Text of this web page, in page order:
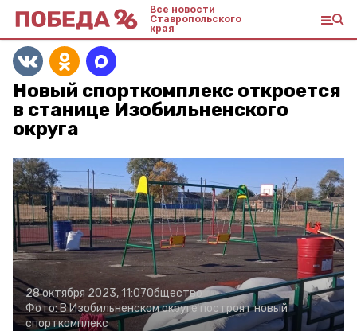
Все новости
Ставропольского
края
Новый спорткомплекс откроется
в станице Изобильненского
округа
28 октября 2023, 11:07Общество
Фото:В Изобильненском округе построят новый
спорткомплекс